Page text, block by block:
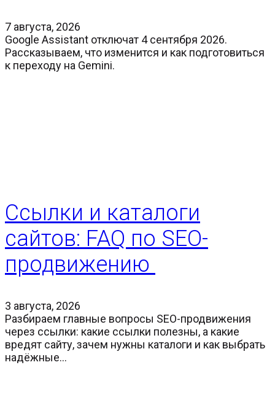
7 августа, 2026
Google Assistant отключат 4 сентября 2026.
Рассказываем, что изменится и как подготовиться
к переходу на Gemini.
Ссылки и каталоги
сайтов: FAQ по SEO-
продвижению
3 августа, 2026
Разбираем главные вопросы SEO-продвижения
через ссылки: какие ссылки полезны, а какие
вредят сайту, зачем нужны каталоги и как выбрать
надёжные…